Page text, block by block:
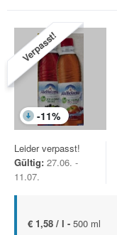
Verpasst!
-11%
Leider verpasst!
Gültig: 27.06. -
11.07.
€ 1,58 / l - 500 ml